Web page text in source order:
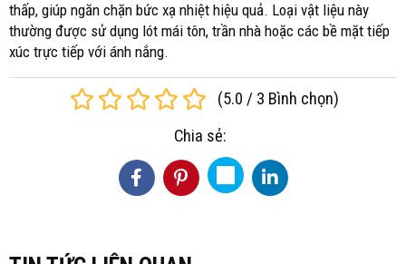
thấp, giúp ngăn chặn bức xạ nhiệt hiệu quả. Loại vật liệu này
thường được sử dụng lót mái tôn, trần nhà hoặc các bề mặt tiếp
xúc trực tiếp với ánh nắng.
(5.0 / 3 Bình chọn)
Chia sẻ: